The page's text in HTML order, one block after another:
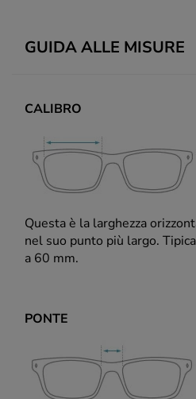
GUIDA ALLE MISURE
CALIBRO
Questa è la larghezza
nel suo punto più largo.
a 60 mm.
PONTE